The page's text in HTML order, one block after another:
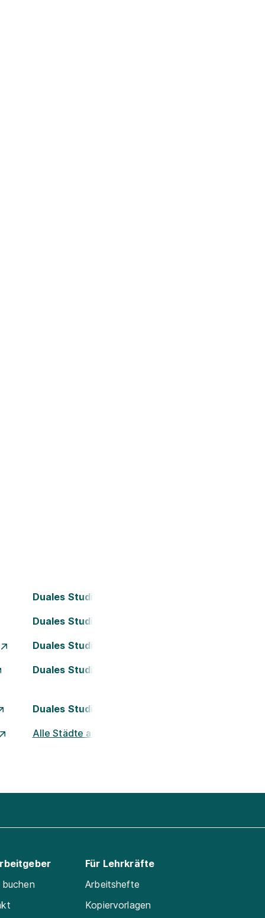
Duales Studium Bielefeld
Duales Studium Darmstadt
Duales Studium Essen
Duales Studium Kassel
Duales Studium Nürnberg
Alle Städte ansehen
Für Lehrkräfte
Arbeitshefte
Kopiervorlagen